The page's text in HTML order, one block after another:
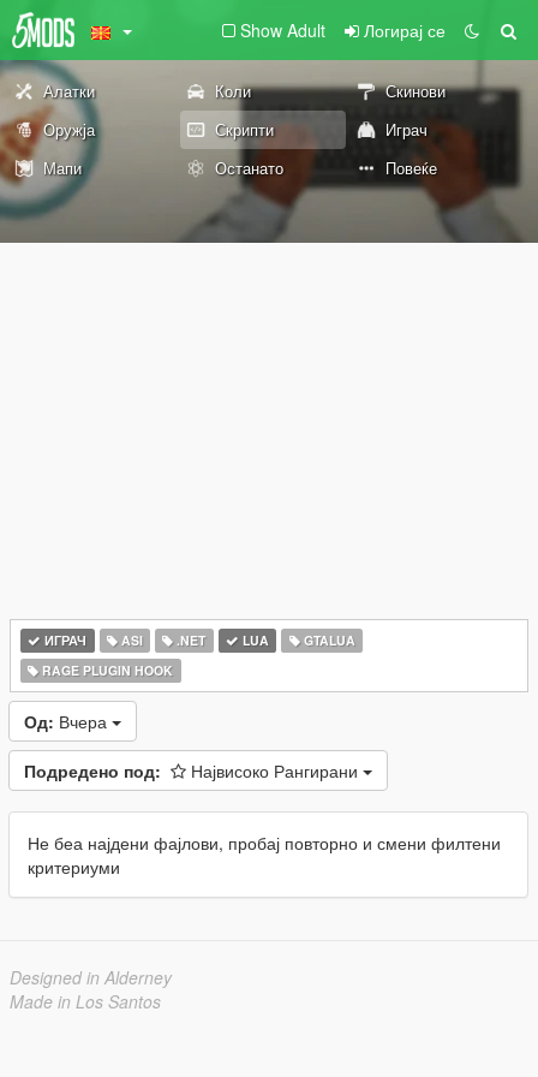
Show Adult Логирај се
Алатки Коли
Скинови
Оружја
Скрипти
Играч
Мапи
Останато Повеќе
ИГРАЧ ASI .NET LUA
GTALUA
RAGE PLUGIN HOOK
Од: Вчера
Подредено под: Највисоко Рангирани
Не беа најдени фајлови, пробај повторно и смени филтени
критериуми
Designed in Alderney
Made in Los Santos